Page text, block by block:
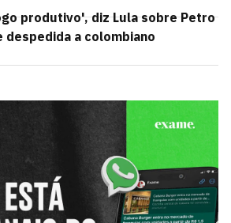
produtivo', diz Lula sobre Petro
despedida a colombiano